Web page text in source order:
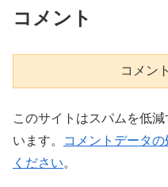
コメント
コメン
このサイトはスパムを低
います。
コメントデータ
ください。